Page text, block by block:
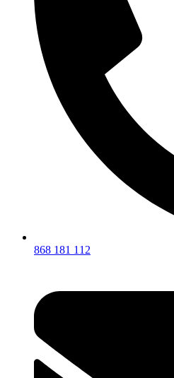
868 181 112